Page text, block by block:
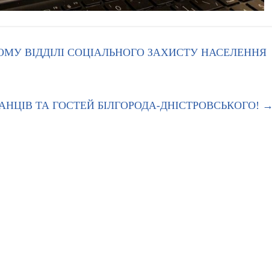
ВІДДІЛІ СОЦІАЛЬНОГО ЗАХИСТУ НАСЕЛЕННЯ
ТА ГОСТЕЙ БІЛГОРОДА-ДНІСТРОВСЬКОГО! →